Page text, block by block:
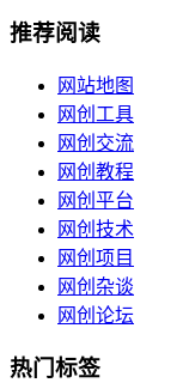
推荐阅读
网站地图
网创工具
网创交流
网创教程
网创平台
网创技术
网创项目
网创杂谈
网创论坛
热门标签